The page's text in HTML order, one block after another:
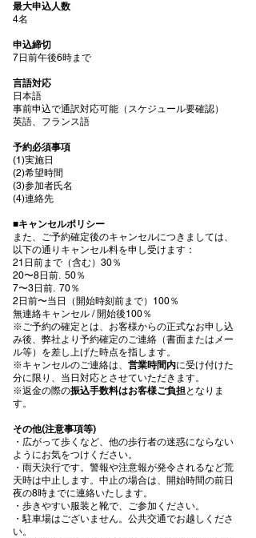
最大申込人数
4名
申込締切
7日前午後6時まで
言語対応
日本語
事前申込で通訳対応可能（スケジュール要確認）
英語、フランス語
予約必須事項
(1)実施日
(2)希望時間
(3)参加者氏名
(4)連絡先
■キャンセルポリシー
また、ご予約確定後のキャンセルにつきましては、
以下の通りキャンセル料を申し受けます：
21日前まで（含む）30％
20〜8日前. 50％
7〜3日前. 70％
2日前〜当日（開始時刻前まで）100％
無連絡キャンセル / 開始後100％
※ご予約の確定とは、お客様からの正式なお申し込
み後、弊社より予約確定のご連絡（書面またはメー
ル等）を差し上げた時点を指します。
※キャンセルのご連絡は、 営業時間内に受け付けた
分に限り、当日対応とさせていただきます。
※返金の際の振込手数料はお客様ご負担となりま
す。
その他(注意事項等)
・広がって歩くなど、他の歩行者の迷惑にならない
ようにお気をつけください。
・雨天決行です。警報や注意報が発令されるなど荒
天時は中止します。中止の場合は、開始時間の前日
夜の8時までに連絡いたします。
・歩きやすい服装と靴で、ご参加ください。
・駐車場はございません。公共交通でお越しくださ
い。